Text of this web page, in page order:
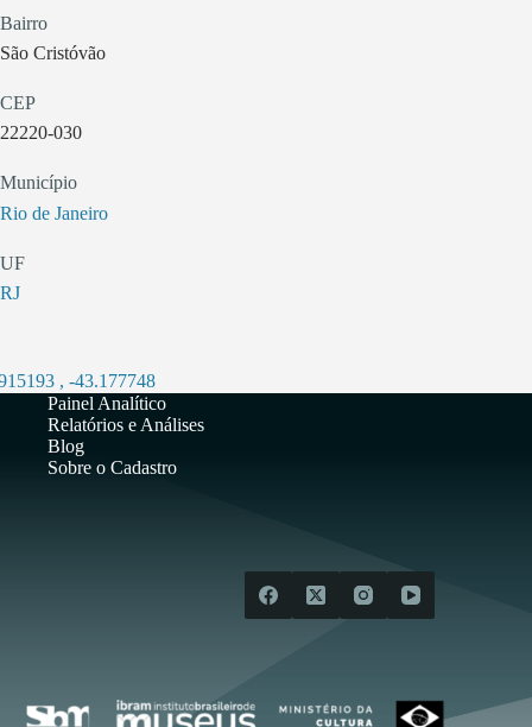
Bairro
São Cristóvão
CEP
22220-030
Município
Rio de Janeiro
UF
RJ
, -43.177748
Painel Analítico
Relatórios e Análises
Blog
Sobre o Cadastro